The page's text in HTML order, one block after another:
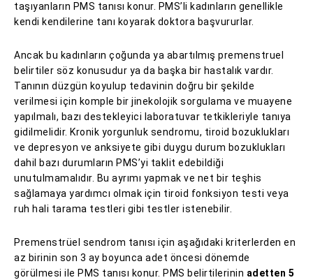
taşıyanların PMS tanısı konur. PMS’li kadınların genellikle
kendi kendilerine tanı koyarak doktora başvururlar.
Ancak bu kadınların çoğunda ya abartılmış premenstruel
belirtiler söz konusudur ya da başka bir hastalık vardır.
Tanının düzgün koyulup tedavinin doğru bir şekilde
verilmesi için komple bir jinekolojik sorgulama ve muayene
yapılmalı, bazı destekleyici laboratuvar tetkikleriyle tanıya
gidilmelidir. Kronik yorgunluk sendromu, tiroid bozuklukları
ve depresyon ve anksiyete gibi duygu durum bozuklukları
dahil bazı durumların PMS’yi taklit edebildiği
unutulmamalıdır. Bu ayrımı yapmak ve net bir teşhis
sağlamaya yardımcı olmak için tiroid fonksiyon testi veya
ruh hali tarama testleri gibi testler istenebilir.
Premenstrüel sendrom tanısı için aşağıdaki kriterlerden en
az birinin son 3 ay boyunca adet öncesi dönemde
görülmesi ile PMS tanısı konur. PMS belirtilerinin adetten 5